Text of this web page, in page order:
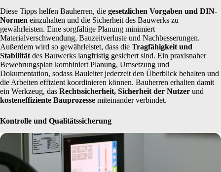
Diese Tipps helfen Bauherren, die gesetzlichen Vorgaben und DIN-
Normen einzuhalten und die Sicherheit des Bauwerks zu
gewährleisten. Eine sorgfältige Planung minimiert
Materialverschwendung, Bauzeitverluste und Nachbesserungen.
Außerdem wird so gewährleistet, dass die Tragfähigkeit und
Stabilität des Bauwerks langfristig gesichert sind. Ein praxisnaher
Bewehrungsplan kombiniert Planung, Umsetzung und
Dokumentation, sodass Bauleiter jederzeit den Überblick behalten und
die Arbeiten effizient koordinieren können. Bauherren erhalten damit
ein Werkzeug, das Rechtssicherheit, Sicherheit der Nutzer und
kosteneffiziente Bauprozesse miteinander verbindet.
Kontrolle und Qualitätssicherung